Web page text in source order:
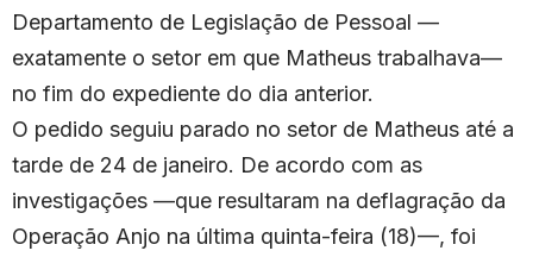
Departamento de Legislação de Pessoal —
exatamente o setor em que Matheus trabalhava—
no fim do expediente do dia anterior.
O pedido seguiu parado no setor de Matheus até a
tarde de 24 de janeiro. De acordo com as
investigações —que resultaram na deflagração da
Operação Anjo na última quinta-feira (18)—, foi